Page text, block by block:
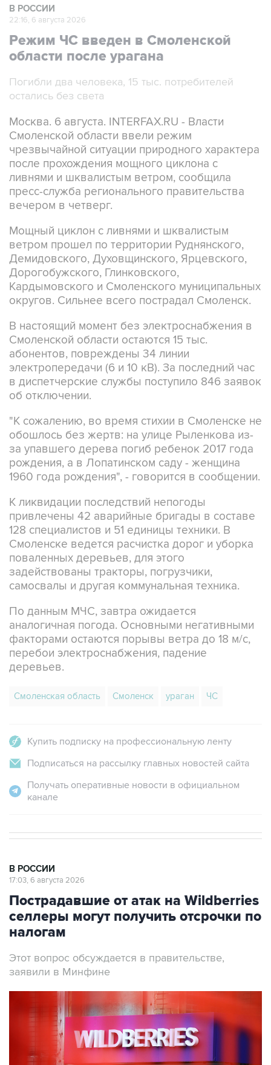
В РОССИИ
22:16, 6 августа 2026
Режим ЧС введен в Смоленской
области после урагана
Погибли два человека, 15 тыс. потребителей
остались без света
Москва. 6 августа. INTERFAX.RU - Власти
Смоленской области ввели режим
чрезвычайной ситуации природного характера
после прохождения мощного циклона с
ливнями и шквалистым ветром, сообщила
пресс-служба регионального правительства
вечером в четверг.
Мощный циклон с ливнями и шквалистым
ветром прошел по территории Руднянского,
Демидовского, Духовщинского, Ярцевского,
Дорогобужского, Глинковского,
Кардымовского и Смоленского муниципальных
округов. Сильнее всего пострадал Смоленск.
В настоящий момент без электроснабжения в
Смоленской области остаются 15 тыс.
абонентов, повреждены 34 линии
электропередачи (6 и 10 кВ). За последний час
в диспетчерские службы поступило 846 заявок
об отключении.
"К сожалению, во время стихии в Смоленске не
обошлось без жертв: на улице Рыленкова из-
за упавшего дерева погиб ребенок 2017 года
рождения, а в Лопатинском саду - женщина
1960 года рождения", - говорится в сообщении.
К ликвидации последствий непогоды
привлечены 42 аварийные бригады в составе
128 специалистов и 51 единицы техники. В
Смоленске ведется расчистка дорог и уборка
поваленных деревьев, для этого
задействованы тракторы, погрузчики,
самосвалы и другая коммунальная техника.
По данным МЧС, завтра ожидается
аналогичная погода. Основными негативными
факторами остаются порывы ветра до 18 м/с,
перебои электроснабжения, падение
деревьев.
Смоленская область Смоленск ураган ЧС
Купить подписку на профессиональную ленту
Подписаться на рассылку главных новостей сайта
Получать оперативные новости в официальном
канале
В РОССИИ
17:03, 6 августа 2026
Пострадавшие от атак на Wildberries
селлеры могут получить отсрочки по
налогам
Этот вопрос обсуждается в правительстве,
заявили в Минфине